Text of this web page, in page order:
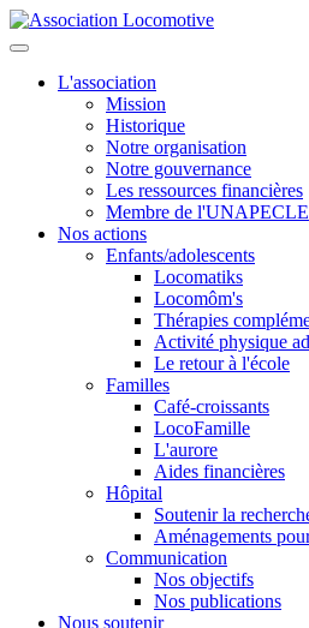
L'association
Mission
Historique
Notre organisation
Notre gouvernance
Les ressources financières
Membre de l'UNAPECLE
Nos actions
Enfants/adolescents
Locomatiks
Locomôm's
Thérapies
Activité physique
Le retour à l'école
Familles
Café-croissants
LocoFamille
L'aurore
Aides financières
Hôpital
Soutenir la
Aménagements
Communication
Nos objectifs
Nos publications
Nous soutenir